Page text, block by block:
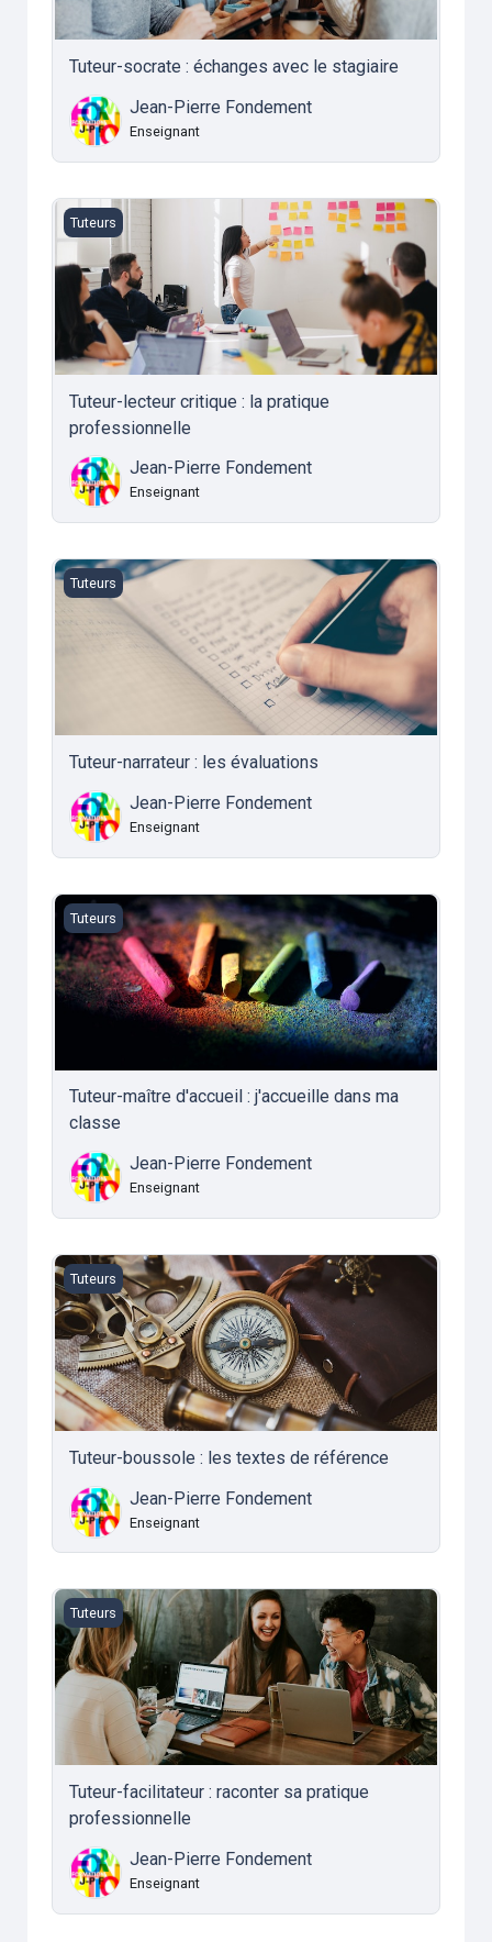
Tuteur-socrate : échanges avec le stagiaire
Jean-Pierre Fondement
Enseignant
Tuteur-lecteur critique : la pratique professionnelle
Tuteurs
Tuteur-lecteur critique : la pratique
professionnelle
Jean-Pierre Fondement
Enseignant
Tuteur-narrateur : les évaluations
Tuteurs
Tuteur-narrateur : les évaluations
Jean-Pierre Fondement
Enseignant
Tuteur-maître d'accueil : j'accueille dans ma classe
Tuteurs
Tuteur-maître d'accueil : j'accueille dans ma
classe
Jean-Pierre Fondement
Enseignant
Tuteur-boussole : les textes de référence
Tuteurs
Tuteur-boussole : les textes de référence
Jean-Pierre Fondement
Enseignant
Tuteur-facilitateur : raconter sa pratique professionnelle
Tuteurs
Tuteur-facilitateur : raconter sa pratique
professionnelle
Jean-Pierre Fondement
Enseignant